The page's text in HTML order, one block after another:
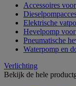
Accessoires
Elektrische
Hevelpomp voor
Pneumatische
Waterpomp en
Verlichting
Bekijk de hele